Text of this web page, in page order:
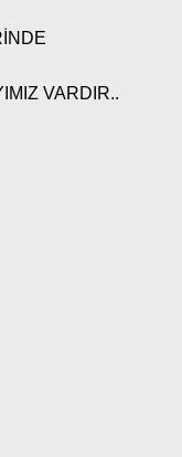
VARDIR..